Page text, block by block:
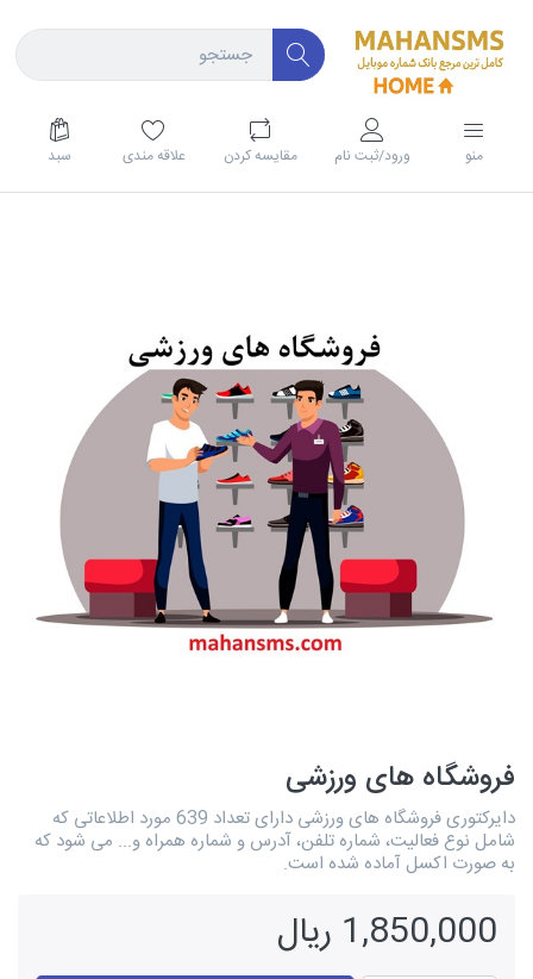
منو ورود/ثبت نام مقايسه كردن علاقه مندی سبد
فروشگاه های ورزشی
دایرکتوری فروشگاه های ورزشی دارای تعداد 639 مورد اطلاعاتی که
شامل نوع فعالیت، شماره تلفن، آدرس و شماره همراه و... می شود که
به صورت اکسل آماده شده است.
1,850,000 ریال